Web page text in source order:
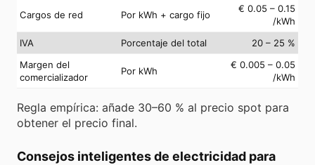
Cargos de red Por kWh + cargo fijo
€ 0.05 – 0.15
/kWh
IVA
Porcentaje del total
20 – 25 %
Margen del
comercializador
Por kWh
€ 0.005 – 0.05
/kWh
Regla empírica: añade 30–60 % al precio spot para
obtener el precio final.
Consejos inteligentes de electricidad para